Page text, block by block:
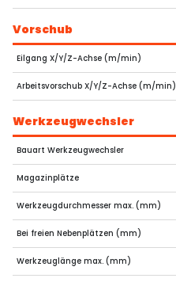
Vorschub
Eilgang X/Y/Z-Achse (m/min)
Arbeitsvorschub X/Y/Z-Achse (m/min)
Werkzeugwechsler
Bauart Werkzeugwechsler
Magazinplätze
Werkzeugdurchmesser max. (mm)
Bei freien Nebenplätzen (mm)
Werkzeuglänge max. (mm)